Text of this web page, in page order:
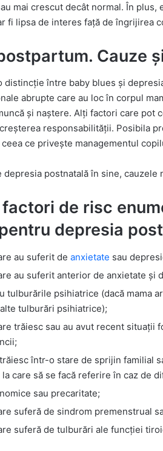
mai crescut decât normal. În
fi lipsa de interes față de îngrijirea
Cauze
distincție între baby blues și
abrupte care au loc în corpul
și naștere. Alți factori care pot
responsabilității. Posibila
ce privește managementul
depresia postnatală în sine,
de risc
depresia
au suferit de anxietate sau
au suferit anterior de anxietate și
tulburările psihiatrice (dacă mama
tulburări psihiatrice);
trăiesc sau au avut recent situații
într-o stare de sprijin familial
care să se facă referire în caz de
sau precaritate;
suferă de sindrom premenstrual
suferă de tulburări ale funcției